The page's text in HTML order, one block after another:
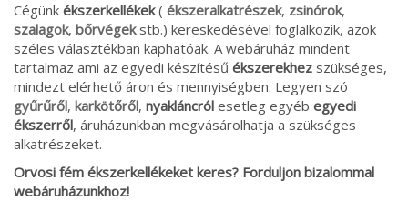
Cégünk ékszerkellékek( ékszeralkatrészek, zsinórok,
szalagok, bőrvégek stb.) kereskedésével foglalkozik, azok
széles választékban kaphatóak. A webáruház mindent
tartalmaz ami az egyedi készítésű ékszerekhez szükséges,
mindezt elérhető áron és mennyiségben. Legyen szó
gyűrűről, karkötőről, nyakláncról esetleg egyéb egyedi
ékszerről, áruházunkban megvásárolhatja a szükséges
alkatrészeket.
Orvosi fém ékszerkellékeket keres? Forduljon bizalommal
webáruházunkhoz!